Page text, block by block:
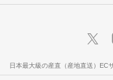
日本最大級の産直（産地直送）EC